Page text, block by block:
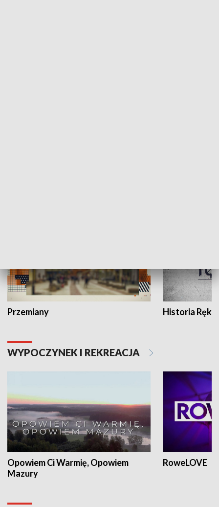
Przemiany Historia Ręką
WYPOCZYNEK I REKREACJA
Opowiem Ci Warmię, Opowiem
Mazury
RoweLOVE